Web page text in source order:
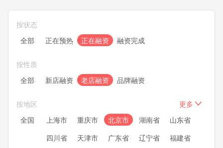
按状态
全部
正在预热 正在融资 融资完成
按性质
全部
新店融资 老店融资 品牌融资
按地区
更多
全国
上海市 重庆市 北京市 湖南省
山东省
四川省
天津市 广东省 辽宁省
福建省